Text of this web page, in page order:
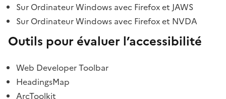
Sur Ordinateur Windows avec Firefox et JAWS
Sur Ordinateur Windows avec Firefox et NVDA
Outils pour évaluer l’accessibilité
Web Developer Toolbar
HeadingsMap
ArcToolkit